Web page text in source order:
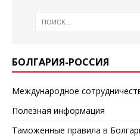
БОЛГАРИЯ-РОССИЯ
Международное
Полезная информация
Таможенные правила в